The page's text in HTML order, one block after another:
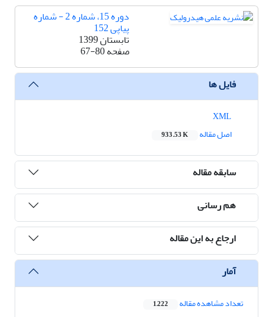
دوره 15، شماره 2 - شماره
پیاپی 152
تابستان 1399
صفحه67-80
فایل ها
اصل مقاله
933.53 K
سابقه مقاله
هم رسانی
ارجاع به این مقاله
آمار
تعداد مشاهده مقاله 1,222